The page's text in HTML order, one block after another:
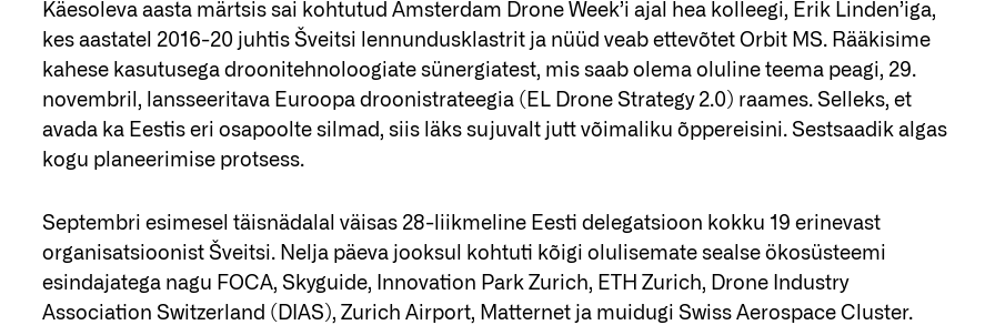
Käesoleva aasta märtsis sai kohtutud Amsterdam Drone Week’i ajal hea kolleegi, Erik Linden’iga,
kes aastatel 2016-20 juhtis Šveitsi lennundusklastrit ja nüüd veab ettevõtet Orbit MS. Rääkisime
kahese kasutusega droonitehnoloogiate sünergiatest, mis saab olema oluline teema peagi, 29.
novembril, lansseeritava Euroopa droonistrateegia (EL Drone Strategy 2.0) raames. Selleks, et
avada ka Eestis eri osapoolte silmad, siis läks sujuvalt jutt võimaliku õppereisini. Sestsaadik algas
kogu planeerimise protsess.
Septembri esimesel täisnädalal väisas 28-liikmeline Eesti delegatsioon kokku 19 erinevast
organisatsioonist Šveitsi. Nelja päeva jooksul kohtuti kõigi olulisemate sealse ökosüsteemi
esindajatega nagu FOCA, Skyguide, Innovation Park Zurich, ETH Zurich, Drone Industry
Association Switzerland (DIAS), Zurich Airport, Matternet ja muidugi Swiss Aerospace Cluster.